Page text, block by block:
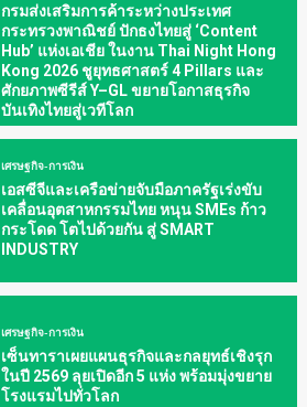
กรมส่งเสริมการค้าระหว่างประเทศ
กระทรวงพาณิชย์ ปักธงไทยสู่ ‘Content
Hub’ แห่งเอเชีย ในงาน Thai Night Hong
Kong 2026 ชูยุทธศาสตร์ 4 Pillars และ
ศักยภาพซีรีส์ Y–GL ขยายโอกาสธุรกิจ
บันเทิงไทยสู่เวทีโลก
เศรษฐกิจ-การเงิน
เอสซีจีและเครือข่ายจับมือภาครัฐเร่งขับ
เคลื่อนอุตสาหกรรมไทย หนุน SMEs ก้าว
กระโดด โตไปด้วยกัน สู่ SMART
INDUSTRY
เศรษฐกิจ-การเงิน
เซ็นทาราเผยแผนธุรกิจและกลยุทธ์เชิงรุก
ในปี 2569 ลุยเปิดอีก 5 แห่ง พร้อมมุ่งขยาย
โรงแรมไปทั่วโลก